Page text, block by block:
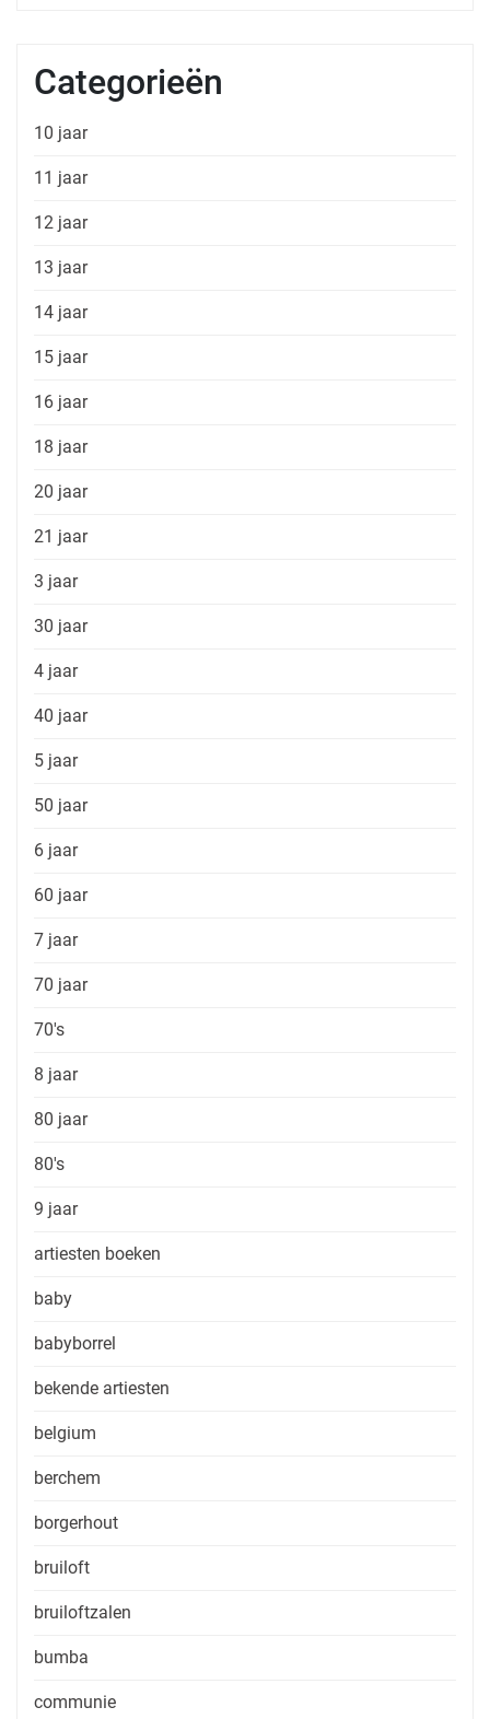
Categorieën
10 jaar
11 jaar
12 jaar
13 jaar
14 jaar
15 jaar
16 jaar
18 jaar
20 jaar
21 jaar
3 jaar
30 jaar
4 jaar
40 jaar
5 jaar
50 jaar
6 jaar
60 jaar
7 jaar
70 jaar
70's
8 jaar
80 jaar
80's
9 jaar
artiesten boeken
baby
babyborrel
bekende artiesten
belgium
berchem
borgerhout
bruiloft
bruiloftzalen
bumba
communie